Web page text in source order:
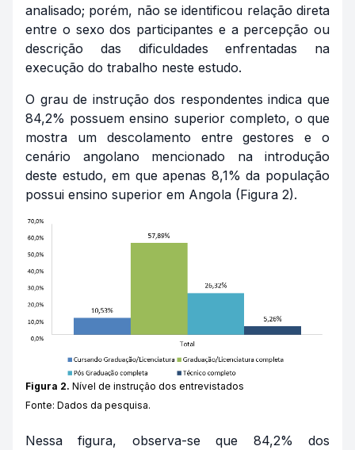
analisado; porém, não se identificou relação direta
entre o sexo dos participantes e a percepção ou
descrição das dificuldades enfrentadas na
execução do trabalho neste estudo.
O grau de instrução dos respondentes indica que
84,2% possuem ensino superior completo, o que
mostra um descolamento entre gestores e o
cenário angolano mencionado na introdução
deste estudo, em que apenas 8,1% da população
possui ensino superior em Angola (Figura 2).
Figura 2. Nível de instrução dos entrevistados
Fonte: Dados da pesquisa.
Nessa figura, observa-se que 84,2% dos